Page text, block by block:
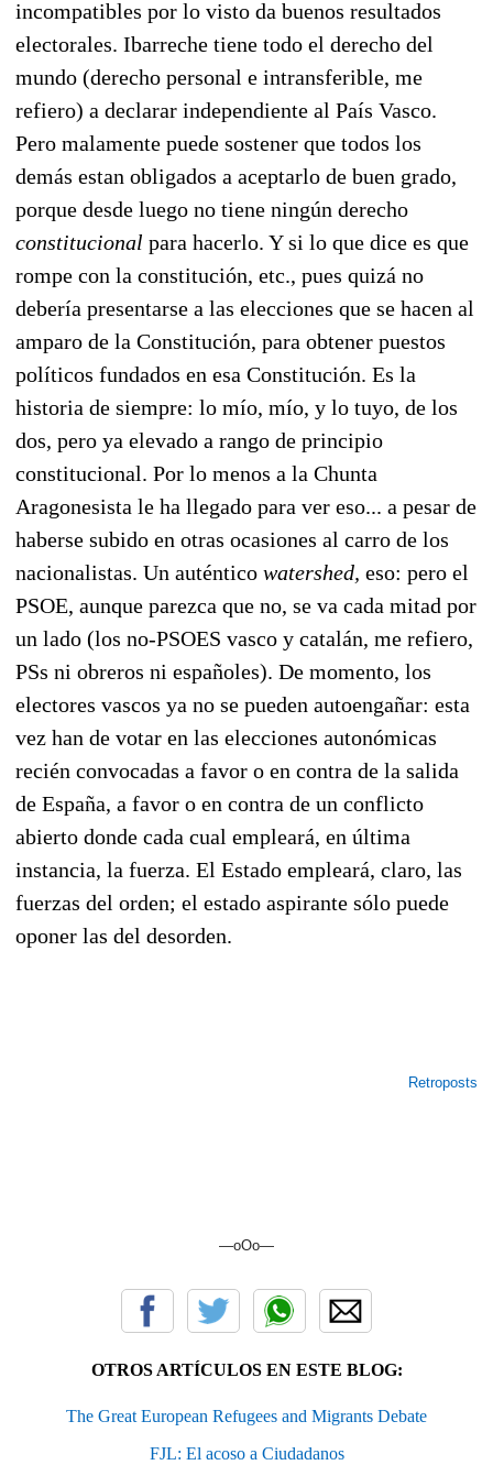
incompatibles por lo visto da buenos resultados
electorales. Ibarreche tiene todo el derecho del
mundo (derecho personal e intransferible, me
refiero) a declarar independiente al País Vasco.
Pero malamente puede sostener que todos los
demás estan obligados a aceptarlo de buen grado,
porque desde luego no tiene ningún derecho
constitucional para hacerlo. Y si lo que dice es que
rompe con la constitución, etc., pues quizá no
debería presentarse a las elecciones que se hacen al
amparo de la Constitución, para obtener puestos
políticos fundados en esa Constitución. Es la
historia de siempre: lo mío, mío, y lo tuyo, de los
dos, pero ya elevado a rango de principio
constitucional. Por lo menos a la Chunta
Aragonesista le ha llegado para ver eso... a pesar de
haberse subido en otras ocasiones al carro de los
nacionalistas. Un auténtico watershed, eso: pero el
PSOE, aunque parezca que no, se va cada mitad por
un lado (los no-PSOES vasco y catalán, me refiero,
PSs ni obreros ni españoles). De momento, los
electores vascos ya no se pueden autoengañar: esta
vez han de votar en las elecciones autonómicas
recién convocadas a favor o en contra de la salida
de España, a favor o en contra de un conflicto
abierto donde cada cual empleará, en última
instancia, la fuerza. El Estado empleará, claro, las
fuerzas del orden; el estado aspirante sólo puede
oponer las del desorden.
Retroposts
—oOo—
OTROS ARTÍCULOS EN ESTE BLOG:
The Great European Refugees and Migrants Debate
FJL: El acoso a Ciudadanos